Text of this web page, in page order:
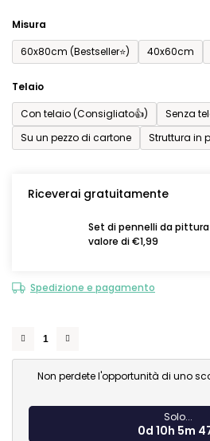
Misura
60x80cm (Bestseller⭐)
40x60cm
Telaio
Con telaio (Consigliato👍)
Senza
Su un pezzo di cartone
Struttura in
Riceverai gratuitamente
Set di pennelli da
valore di €1,99
Spedizione e pagamento
Non perdete l'opportunità di uno
Solo...
0d 10h 5m